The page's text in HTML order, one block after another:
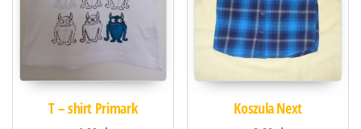
T – shirt Primark Koszula Next